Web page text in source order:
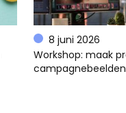
8 juni 2026
Workshop: maak